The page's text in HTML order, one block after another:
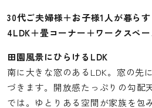
30代ご夫婦様＋お子様1人が暮ら
4LDK＋畳コーナー＋ワークスペ
田園風景にひらけるLDK
南に大きな窓のあるLDK。窓の先
づきます。開放感たっぷりの勾配
では。ゆとりある空間が家族を包